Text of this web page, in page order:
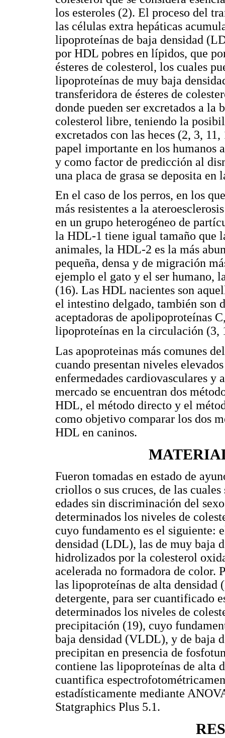
los esteroles (2). El proceso del
las células extra hepáticas
lipoproteínas de baja densidad
por HDL pobres en lípidos, que
ésteres de colesterol, los cuales
lipoproteínas de muy baja
transferidora de ésteres de
donde pueden ser excretados a
colesterol libre, teniendo la
excretados con las heces (2, 3,
papel importante en los
y como factor de predicción al
una placa de grasa se deposita en
En el caso de los perros, en los
más resistentes a la
en un grupo heterogéneo de
la HDL-1 tiene igual tamaño que
animales, la HDL-2 es la más
pequeña, densa y de migración
ejemplo el gato y el ser humano,
(16). Las HDL nacientes son
el intestino delgado, también son
aceptadoras de apolipoproteínas
lipoproteínas en la circulación (3,
Las apoproteinas más comunes
cuando presentan niveles
enfermedades cardiovasculares y
mercado se encuentran dos
HDL, el método directo y el
como objetivo comparar los dos
HDL en caninos.
Fueron tomadas en estado de
criollos o sus cruces, de las
edades sin discriminación del
determinados los niveles de
cuyo fundamento es el siguiente:
densidad (LDL), las de muy baja
hidrolizados por la colesterol
acelerada no formadora de color.
las lipoproteínas de alta densidad
detergente, para ser cuantificado
determinados los niveles de
precipitación (19), cuyo
baja densidad (VLDL), y de baja
precipitan en presencia de
contiene las lipoproteínas de alta
cuantifica
estadísticamente mediante
Statgraphics Plus 5.1.